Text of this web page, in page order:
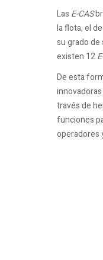
Las E-CAS
la flota, el
su grado
existen 12
De esta
través de
funciones
operadores